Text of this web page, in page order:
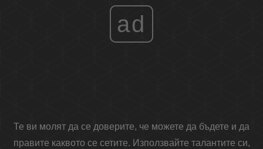
ad
Те ви молят да се доверите, че можете да бъдете и да
правите каквото се сетите. Използвайте талантите си,